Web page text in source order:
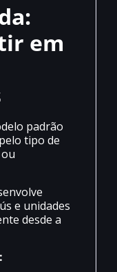
em
padrão
tipo de
e unidades
desde a